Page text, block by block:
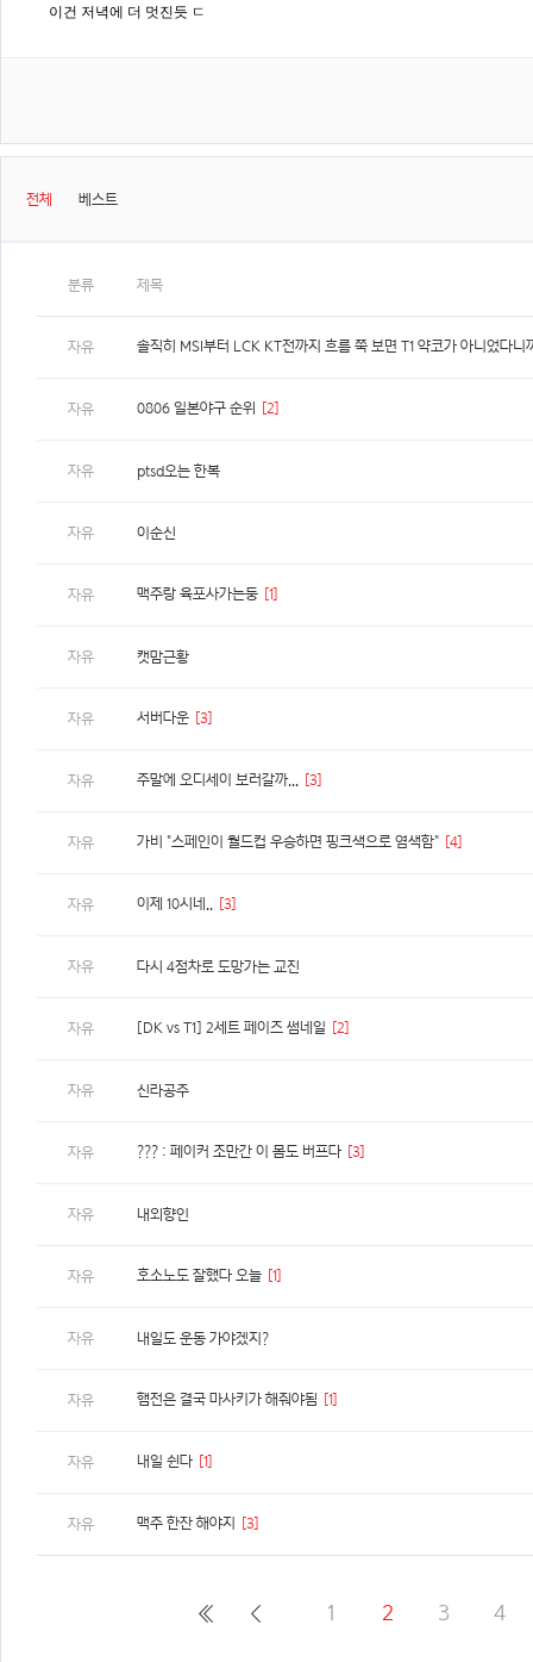
이건 저녁에 더 멋진듯 ㄷ
전체 베스트
분류 제목
자유 솔직히 MSI부터 LCK KT전까지 흐름 쭉 보면 T1 약코가 아니었다니
자유 0806 일본야구 순위 [2]
자유 ptsd오는 한복
자유 이순신
자유 맥주랑 육포사가는둥 [1]
자유 캣맘근황
자유 서버다운 [3]
자유 주말에 오디세이 보러갈까... [3]
자유 가비 "스페인이 월드컵 우승하면 핑크색으로 염색함" [4]
자유 이제 10시네.. [3]
자유 다시 4점차로 도망가는 교진
자유 [DK vs T1] 2세트 페이즈 썸네일 [2]
자유 신라공주
자유 ??? : 페이커 조만간 이 몸도 버프다 [3]
자유 내외향인
자유 호소노도 잘했다 오늘 [1]
자유 내일도 운동 가야겠지?
자유 햄전은 결국 마사키가 해줘야됨 [1]
자유 내일 쉰다 [1]
자유 맥주 한잔 해야지 [3]
1 2 3 4